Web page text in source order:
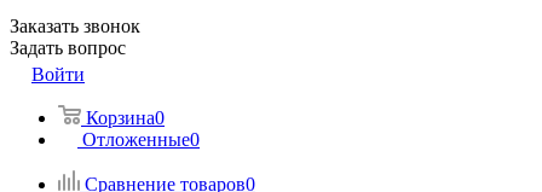
Заказать звонок
Задать вопрос
Войти
Корзина0
Отложенные0
Сравнение товаров0